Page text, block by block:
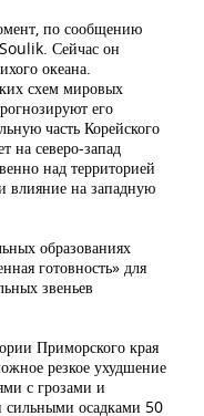
по сообщению
Сейчас он
океана.
схем мировых
его
часть Корейского
на северо-запад
над территорией
влияние на западную
образованиях
готовность» для
звеньев
Приморского края
резкое ухудшение
с грозами и
сильными осадками 50